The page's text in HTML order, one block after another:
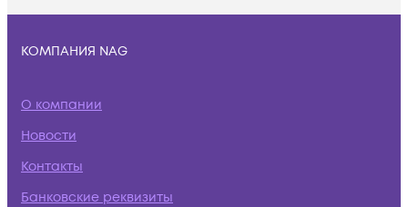
КОМПАНИЯ NAG
О компании
Новости
Контакты
Банковские реквизиты